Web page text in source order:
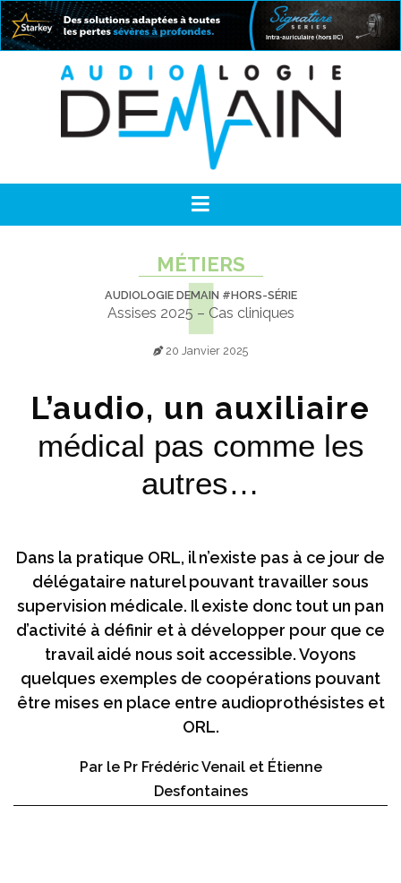
MÉTIERS
AUDIOLOGIE DEMAIN #HORS-SÉRIE
Assises 2025 – Cas cliniques
20 Janvier 2025
L’audio, un auxiliaire
médical pas comme les
autres…
Dans la pratique ORL, il n’existe pas à ce jour de
délégataire naturel pouvant travailler sous
supervision médicale. Il existe donc tout un pan
d’activité à définir et à développer pour que ce
travail aidé nous soit accessible. Voyons
quelques exemples de coopérations pouvant
être mises en place entre audioprothésistes et
ORL.
Par le Pr Frédéric Venail et Étienne
Desfontaines